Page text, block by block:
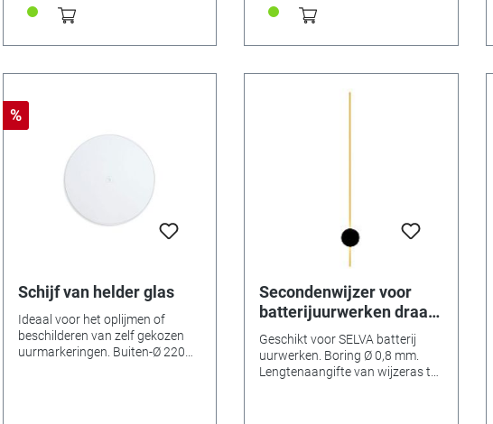
lang gat voor het schroeven met
wijzermoer (apart meebestellen).
op: Het uurwerk wordt geleverd
ophanghaak, centrale moer,
wijzermoer en rubber ring. Deze
kunt u apart bestellen.
lang gat voor het schroeven met
wijzermoer (apart meebestellen).
op: Het uurwerk wordt geleverd
zonder toebehoren;
%
Schijf van helder glas
Ideaal voor het oplijmen of
beschilderen van zelf gekozen
uurmarkeringen. Buiten-Ø 220
Secondenwijzer voor
batterijuurwerken draad
zwart WWL:80mm
Geschikt voor SELVA batterij
uurwerken. Boring Ø 0,8 mm.
Lengtenaangifte van wijzeras tot